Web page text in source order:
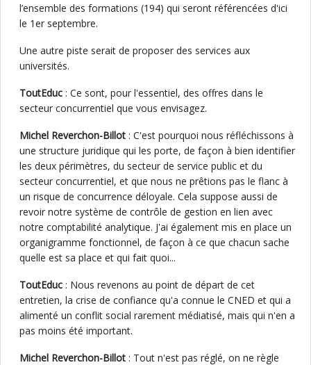
l’ensemble des formations (194) qui seront référencées d'ici
le 1er septembre.
Une autre piste serait de proposer des services aux
universités.
ToutEduc : Ce sont, pour l'essentiel, des offres dans le
secteur concurrentiel que vous envisagez.
Michel Reverchon-Billot : C'est pourquoi nous réfléchissons à
une structure juridique qui les porte, de façon à bien identifier
les deux périmètres, du secteur de service public et du
secteur concurrentiel, et que nous ne prêtions pas le flanc à
un risque de concurrence déloyale. Cela suppose aussi de
revoir notre système de contrôle de gestion en lien avec
notre comptabilité analytique. J'ai également mis en place un
organigramme fonctionnel, de façon à ce que chacun sache
quelle est sa place et qui fait quoi...
ToutEduc : Nous revenons au point de départ de cet
entretien, la crise de confiance qu'a connue le CNED et qui a
alimenté un conflit social rarement médiatisé, mais qui n'en a
pas moins été important.
Michel Reverchon-Billot : Tout n'est pas réglé, on ne règle